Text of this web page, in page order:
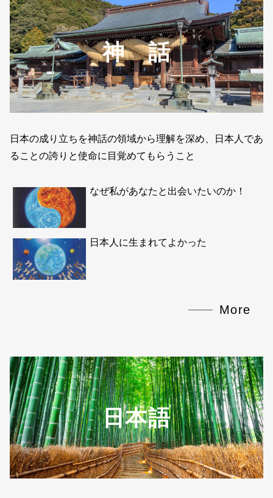
神 話
日本の成り立ちを神話の領域から理解を深め、日本人であ
ることの誇りと使命に目覚めてもらうこと
なぜ私があなたと出会いたいのか！
日本人に生まれてよかった
More
日本語